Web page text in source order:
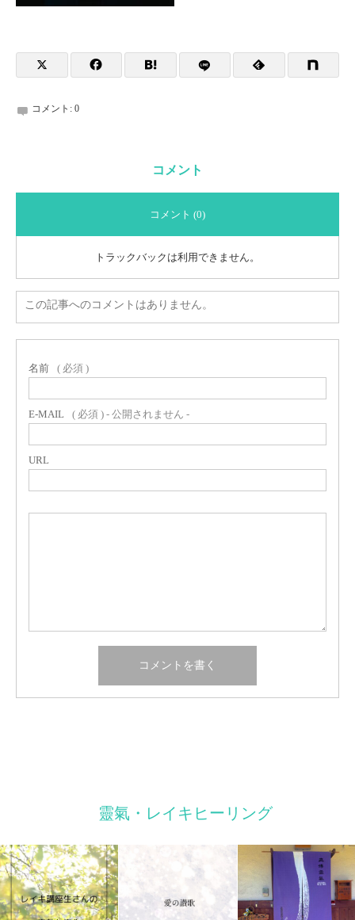
コメント: 0
コメント
コメント (0)
トラックバックは利用できません。
この記事へのコメントはありません。
名前 ( 必須 )
E-MAIL ( 必須 ) - 公開されません -
URL
靈氣・レイキヒーリング